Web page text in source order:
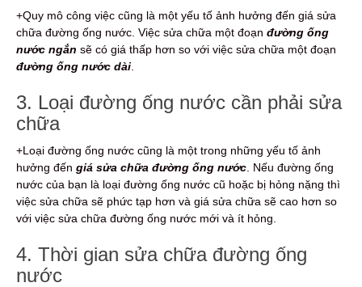
+Quy mô công việc cũng là một yếu tố ảnh hưởng đến giá sửa
chữa đường ống nước. Việc sửa chữa một đoạn đường ống
nước ngắn sẽ có giá thấp hơn so với việc sửa chữa một đoạn
đường ống nước dài
3. Loại đường ống nước cần phải sửa
chữa
+Loại đường ống nước cũng là một trong những yếu tố ảnh
hưởng đến giá sửa chữa đường ống nước . Nếu đường ống
nước của bạn là loại đường ống nước cũ hoặc bị hỏng nặng thì
việc sửa chữa sẽ phức tạp hơn và giá sửa chữa sẽ cao hơn so
với việc sửa chữa đường ống nước mới và ít hỏng.
4. Thời gian sửa chữa đường ống
nước